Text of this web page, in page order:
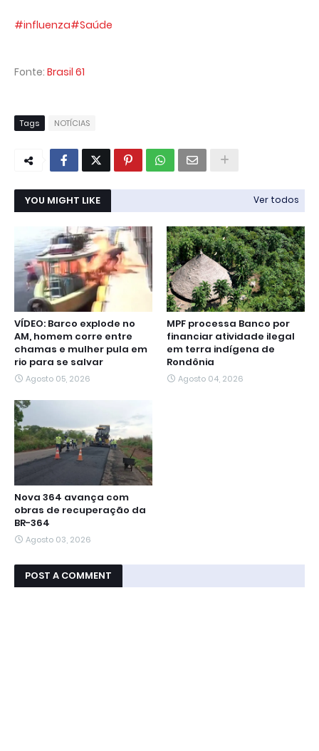
#influenza#Saúde
Fonte: Brasil 61
Tags NOTÍCIAS
YOU MIGHT LIKE Ver todos
VÍDEO: Barco explode no
AM, homem corre entre
chamas e mulher pula em
rio para se salvar
Agosto 05, 2026
MPF processa Banco por
financiar atividade ilegal
em terra indígena de
Rondônia
Agosto 04, 2026
Nova 364 avança com
obras de recuperação da
BR-364
Agosto 03, 2026
POST A COMMENT